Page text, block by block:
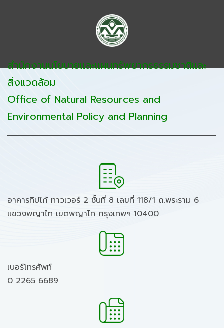
สำนักงานนโยบายและแผนทรัพยากรธรรมชาติและ
สิ่งแวดล้อม
Office of Natural Resources and
Environmental Policy and Planning
อาคารทิปโก้ ทาวเวอร์ 2 ชั้นที่ 8 เลขที่ 118/1 ถ.พระราม 6
แขวงพญาไท เขตพญาไท กรุงเทพฯ 10400
เบอร์โทรศัพท์
0 2265 6689